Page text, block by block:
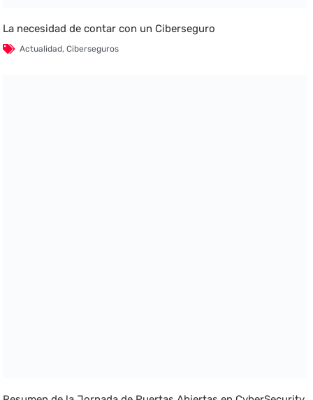
La necesidad de contar con un Ciberseguro
Actualidad,Ciberseguros